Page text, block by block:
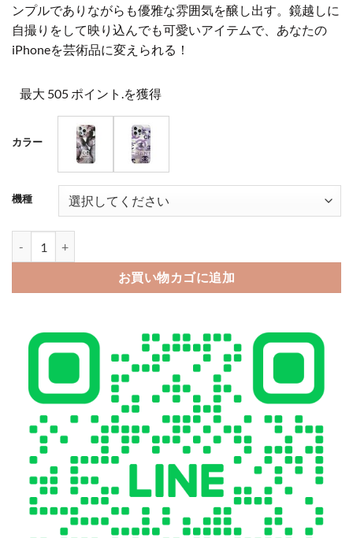
ンプルでありながらも優雅な雰囲気を醸し出す。鏡越しに
自撮りをして映り込んでも可愛いアイテムで、あなたの
iPhoneを芸術品に変えられる！
最大 505 ポイント.を獲得
カラー
機種
お買い物カゴに追加